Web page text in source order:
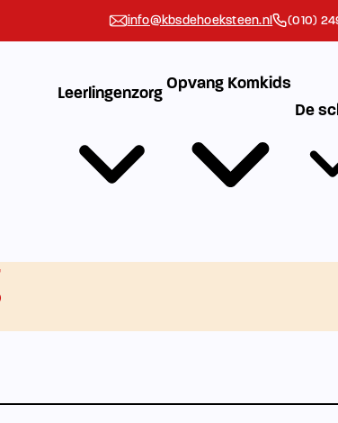
info@kbsdehoeksteen.nl (010)
Leerlingenzorg Opvang Komkids
De